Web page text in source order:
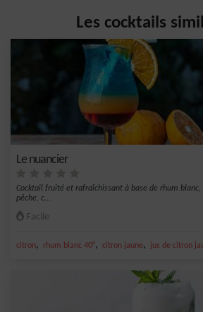
Les cocktails
Le nuancier
Cocktail fruité et rafraîchissant à base de rhum
pêche, c...
Facile
citron, rhum blanc 40°, citron jaune, jus de citron